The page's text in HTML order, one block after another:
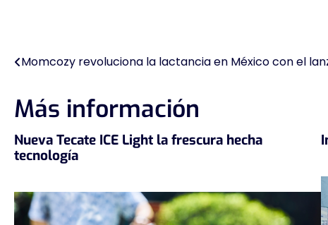
Navegación
entradas
Momcozy revoluciona la lactancia en México con el
Más información
Nueva Tecate ICE Light la frescura hecha
tecnología